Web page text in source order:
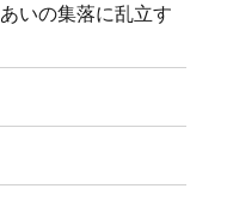
いの集落に乱立す